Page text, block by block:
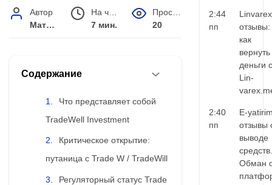
Автор
Матвей Иванов
7 мин.
20
Содержание
Что представляет собой
TradeWell Investment
Критическое открытие:
путаница с Trade W / TradeWill
Регуляторный статус Trade
2:44
пп
Linvarex
отзывы:
как
вернуть
деньги с
Lin-
2:40
пп
E-
отзывы
выводе
средств.
Обман